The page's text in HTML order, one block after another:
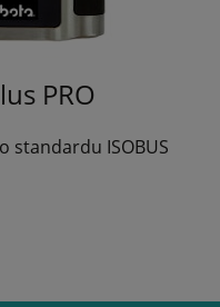
PRO
standardu ISOBUS